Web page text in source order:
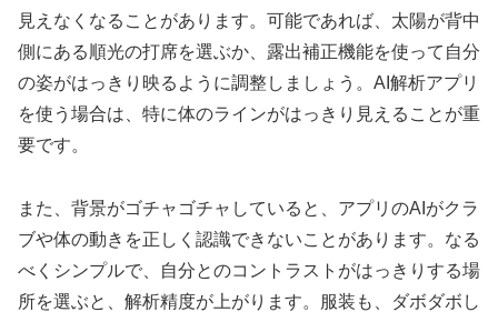
見えなくなることがあります。可能であれば、太陽が背中
側にある順光の打席を選ぶか、露出補正機能を使って自分
の姿がはっきり映るように調整しましょう。AI解析アプリ
を使う場合は、特に体のラインがはっきり見えることが重
要です。
また、背景がゴチャゴチャしていると、アプリのAIがクラ
ブや体の動きを正しく認識できないことがあります。なる
べくシンプルで、自分とのコントラストがはっきりする場
所を選ぶと、解析精度が上がります。服装も、ダボダボし